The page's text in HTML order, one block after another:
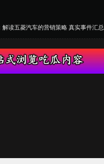
读五菱汽车的营销策略 真实事件汇总